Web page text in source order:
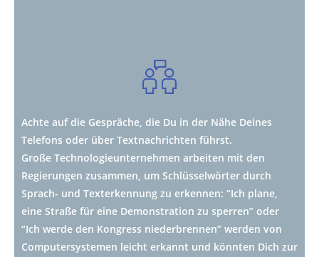
Achte auf die Gespräche, die Du in der Nähe Deines
Telefons oder über Textnachrichten führst.
Große Technologieunternehmen arbeiten mit den
Regierungen zusammen, um Schlüsselwörter durch
Sprach- und Texterkennung zu erkennen: “Ich plane,
eine Straße für eine Demonstration zu sperren” oder
“Ich werde den Kongress niederbrennen” werden von
Computersystemen leicht erkannt und könnten Dich zur